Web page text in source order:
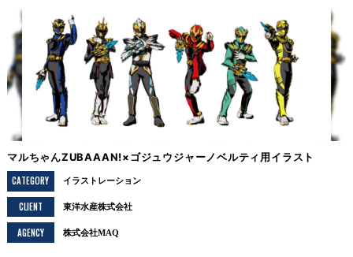
マルちゃんZUBAAAN!×ゴジュウジャーノベルティ用イラスト
CATEGORY
イラストレーション
CLIENT 東洋水産株式会社
AGENCY 株式会社MAQ